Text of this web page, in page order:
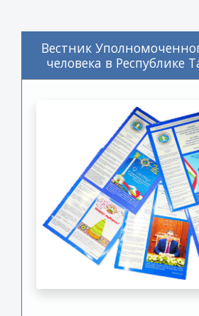
Вестник
человека в Республике